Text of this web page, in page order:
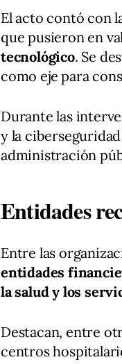
El acto contó con
que pusieron en
tecnológico. Se
como eje para
Durante las
y la
administración
Entidades
Entre las
entidades
la salud y los
Destacan, entre
centros